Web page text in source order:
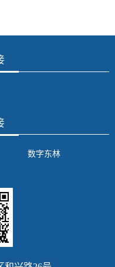
数字东林